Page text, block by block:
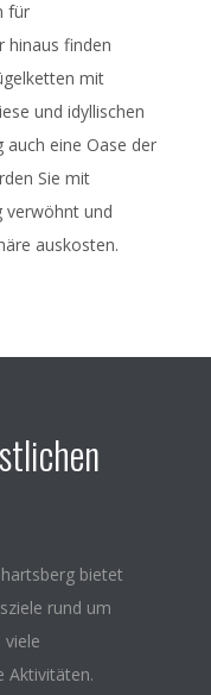
für
hinaus finden
mit
und idyllischen
eine Oase der
Sie mit
verwöhnt und
auskosten.
bietet
rund um
Aktivitäten.